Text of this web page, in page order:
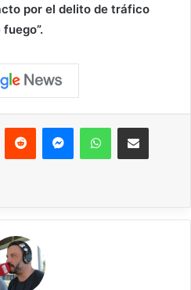
por el delito de tráfico
Reddit MessengerWhatsAppCompartir vía correo